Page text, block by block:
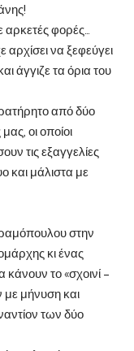
φορές…
να ξεφεύγει
άγγιζε τα όρια του
από δύο
οι οποίοι
τις εξαγγελίες
και μάλιστα με
στην
κι ένας
το «σχοινί –
με μήνυση και
των δύο